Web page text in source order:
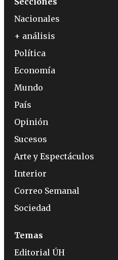
Nacionales
+ análisis
Política
Economía
Mundo
País
Opinión
Sucesos
Arte y Espectáculos
Interior
Correo Semanal
Sociedad
Temas
Editorial ÚH